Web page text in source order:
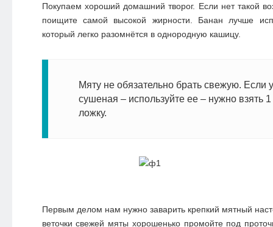
Покупаем хороший домашний творог. Если нет такой
поищите самой высокой жирности. Банан лучше
который легко разомнётся в однородную кашицу.
Мяту не обязательно брать свежую. Если
сушеная – используйте ее – нужно взять
ложку.
Первым делом нам нужно заварить крепкий мятный
веточки свежей мяты хорошенько промойте под